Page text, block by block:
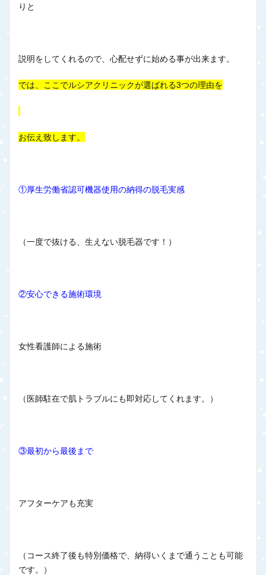
りと
説明をしてくれるので、心配せずに始める事が出来ます。
では、ここでルシアクリニックが選ばれる3つの理由を
お伝え致します。
①厚生労働省認可機器使用の納得の脱毛実感
（一度で抜ける、生えない脱毛器です！）
②安心できる施術環境
女性看護師による施術
（医師駐在で肌トラブルにも即対応してくれます。）
③最初から最後まで
アフターケアも充実
（コース終了後も特別価格で、納得いくまで通うことも可能
です。）